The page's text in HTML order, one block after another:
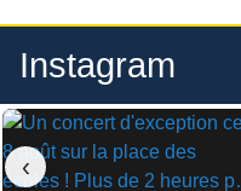
Instagram
‹